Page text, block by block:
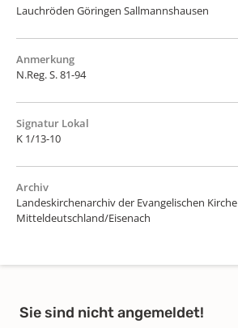
Lauchröden Göringen Sallmannshausen
Anmerkung
N.Reg. S. 81-94
Signatur Lokal
K 1/13-10
Archiv
Landeskirchenarchiv der Evangelischen Kirche
Mitteldeutschland/Eisenach
Sie sind nicht angemeldet!